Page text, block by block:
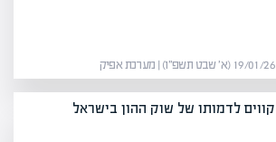
19/01/26 (א׳ שבט תשפ״ו) | מערכת אפיק
קווים לדמותו של שוק ההון בישראל